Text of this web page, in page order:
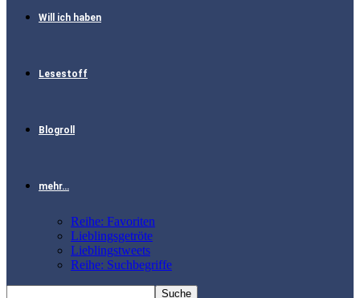
Will ich haben
Lesestoff
Blogroll
mehr…
Reihe: Favoriten
Lieblingsgetröte
Lieblingstweets
Reihe: Suchbegriffe